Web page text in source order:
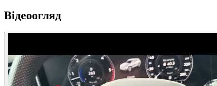
Відеоогляд